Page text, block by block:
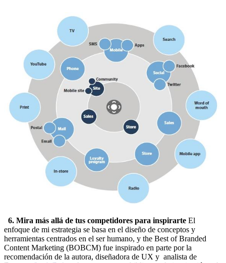
6. Mira más allá de tus competidores para inspirarte El
enfoque de mi estrategia se basa en el diseño de conceptos y
herramientas centrados en el ser humano, y the Best of Branded
Content Marketing (BOBCM) fue inspirado en parte por la
recomendación de la autora, diseñadora de UX y analista de